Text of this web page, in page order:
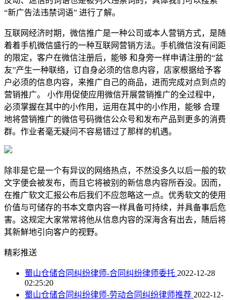
“新广告法违禁词语” 进行了解。
互联网经济时期，微信推广是一种公司或本人营销方式，是随
着着手机微信盛行的一种互联网营销方法。手机微信沒有间距
的限定，客户在微信注册后，能够 和身旁一样申请注册的“盆
友”产生一种联络，订自身必须的信息内容，店家根据给予客
户必须的信息内容，来推广自己的商品，进而完成对点到点的
营销推广。 小作用促使应用微信开展营销推广的全过程中，
必须掌握在其中的小作用，运用在其中的小作用，能够 合理
地将营销推广的微信号码微信公众号和发布产品到更多的消费
群。作业者毫无疑问不容易错过了那样的机遇。
除非是它是一个有异议的网络热点，不然没多久以后一般的软
文字便会被发布，而且它将被别的新信息内容所吞没。因而，
在推广软文汇报公布后我们不应忽略这一点。优秀软文的使用
价值与可储存的书本文章内容一样具备可持续，并具备事后危
害。这规定大家常常将他从信息内容的深海含有出去，随后将
其新鮮地引向客户的视野。
精彩推送
蜀山仓储合同纠纷律师-合同纠纷律师委托 2022-12-28
02:25:20
蜀山仓储合同纠纷律师-劳动合同纠纷律师推荐 2022-12-